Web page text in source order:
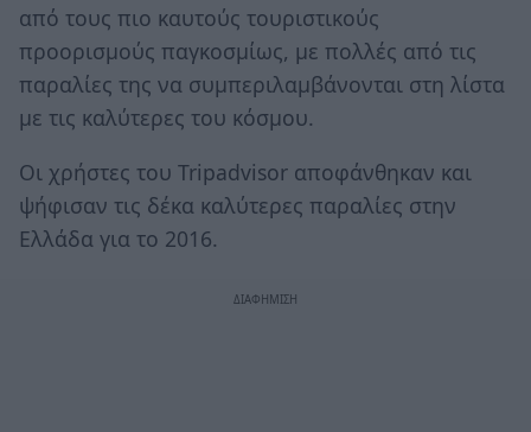
από τους πιο καυτούς τουριστικούς
προορισμούς παγκοσμίως, με πολλές από τις
παραλίες της να συμπεριλαμβάνονται στη λίστα
με τις καλύτερες του κόσμου.
Οι χρήστες του Tripadvisor αποφάνθηκαν και
ψήφισαν τις δέκα καλύτερες παραλίες στην
Ελλάδα για το 2016.